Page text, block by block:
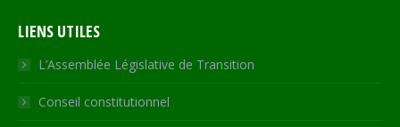
opens
in
new
window
opens
in
new
window
opens
in
new
window
in
new
window
opens
in
new
LIENS UTILES
L’Assemblée Législative de Transition
Conseil constitutionnel